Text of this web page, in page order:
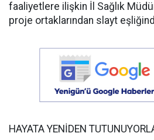
faaliyetlere ilişkin İl Sağlık
proje ortaklarından slayt
HAYATA YENİDEN